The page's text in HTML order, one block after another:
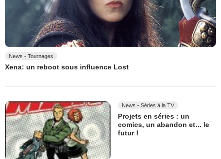
News - Tournages
Xena: un reboot sous influence Lost
News - Séries à la TV
Projets en séries : un
comics, un abandon et... le
futur !